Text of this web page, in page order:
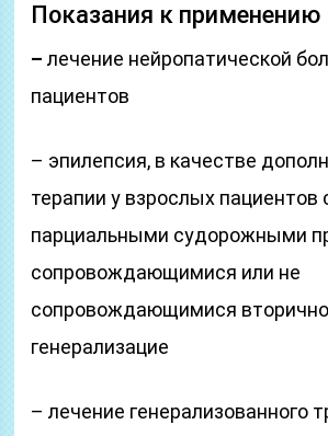
Показания к применению
– лечение нейропатической
пациентов
– эпилепсия, в качестве
терапии у взрослых пациентов
парциальными судорожными
сопровождающимися или не
сопровождающимися
генерализацие
– лечение генерализованного